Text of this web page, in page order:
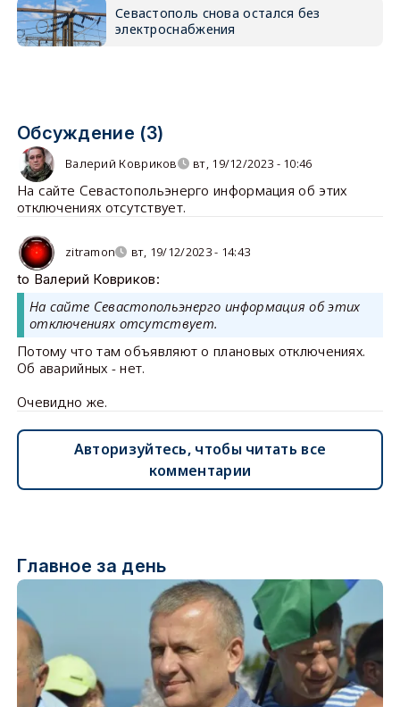
Севастополь снова остался без
электроснабжения
Обсуждение (3)
Валерий Ковриков вт, 19/12/2023 - 10:46
На сайте Севастопольэнерго информация об этих
отключениях отсутствует.
zitramon вт, 19/12/2023 - 14:43
to Валерий Ковриков:
На сайте Севастопольэнерго информация об этих
отключениях отсутствует.
Потому что там объявляют о плановых отключениях.
Об аварийных - нет.
Очевидно же.
Авторизуйтесь, чтобы читать все
комментарии
Главное за день